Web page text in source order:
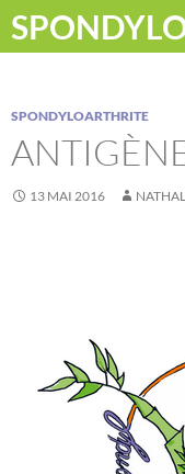
Aller
au
Recherche
SPONDYLOARTHRITE
13 MAI 2016